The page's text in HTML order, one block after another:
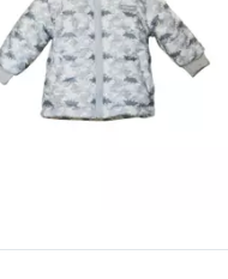
Vista Previa